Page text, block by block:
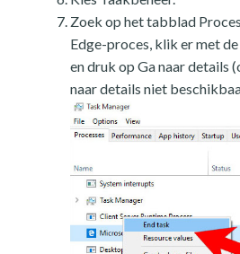
Zoek op het tabblad
Edge-proces, klik er met
en druk op Ga naar details
naar details niet